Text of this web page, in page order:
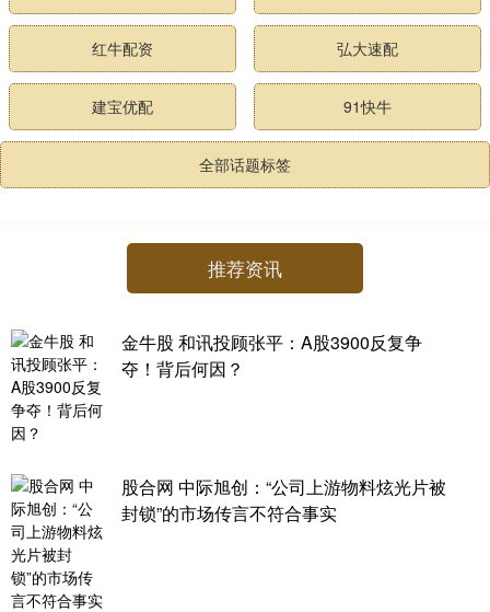
红牛配资 弘大速配
建宝优配 91快牛
全部话题标签
推荐资讯
金牛股 和讯投顾张平：A股3900反复争
夺！背后何因？
股合网 中际旭创：“公司上游物料炫光片被
封锁”的市场传言不符合事实